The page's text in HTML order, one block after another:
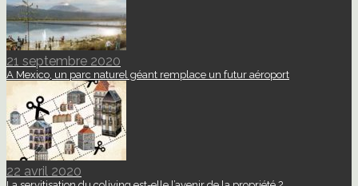
21 septembre 2020
A Mexico, un parc naturel géant remplace un futur aéroport
22 avril 2020